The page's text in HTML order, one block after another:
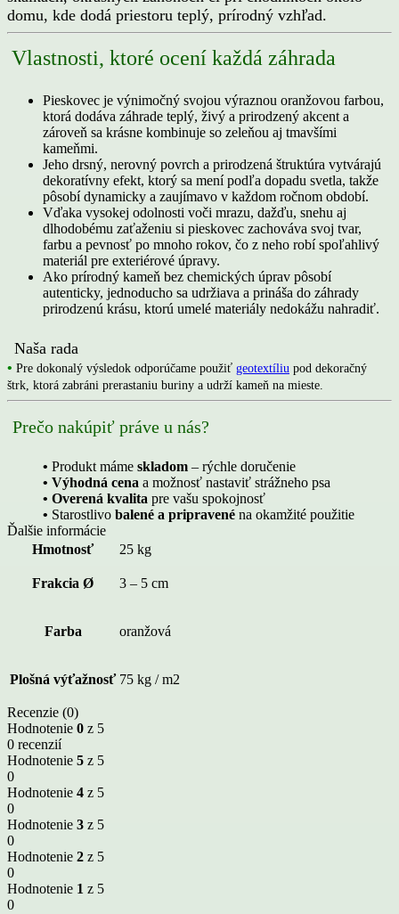
domu, kde dodá priestoru teplý, prírodný vzhľad.
Vlastnosti, ktoré ocení každá záhrada
Pieskovec je výnimočný svojou výraznou oranžovou farbou,
ktorá dodáva záhrade teplý, živý a prirodzený akcent a
zároveň sa krásne kombinuje so zeleňou aj tmavšími
kameňmi.
Jeho drsný, nerovný povrch a prirodzená štruktúra vytvárajú
dekoratívny efekt, ktorý sa mení podľa dopadu svetla, takže
pôsobí dynamicky a zaujímavo v každom ročnom období.
Vďaka vysokej odolnosti voči mrazu, dažďu, snehu aj
dlhodobému zaťaženiu si pieskovec zachováva svoj tvar,
farbu a pevnosť po mnoho rokov, čo z neho robí spoľahlivý
materiál pre exteriérové úpravy.
Ako prírodný kameň bez chemických úprav pôsobí
autenticky, jednoducho sa udržiava a prináša do záhrady
prirodzenú krásu, ktorú umelé materiály nedokážu nahradiť.
Naša rada
• Pre dokonalý výsledok odporúčame použiť geotextíliu pod dekoračný
štrk, ktorá zabráni prerastaniu buriny a udrží kameň na mieste.
Prečo nakúpiť práve u nás?
• Produkt máme skladom – rýchle doručenie
• Výhodná cena a možnosť nastaviť strážneho psa
• Overená kvalita pre vašu spokojnosť
• Starostlivo balené a pripravené na okamžité použitie
Ďalšie informácie
Hmotnosť
25 kg
Frakcia Ø 3 – 5 cm
Farba oranžová
Plošná výťažnosť 75 kg / m2
Recenzie (0)
Hodnotenie 0 z 5
0 recenzií
Hodnotenie 5 z 5
0
Hodnotenie 4 z 5
0
Hodnotenie 3 z 5
0
Hodnotenie 2 z 5
0
Hodnotenie 1 z 5
0